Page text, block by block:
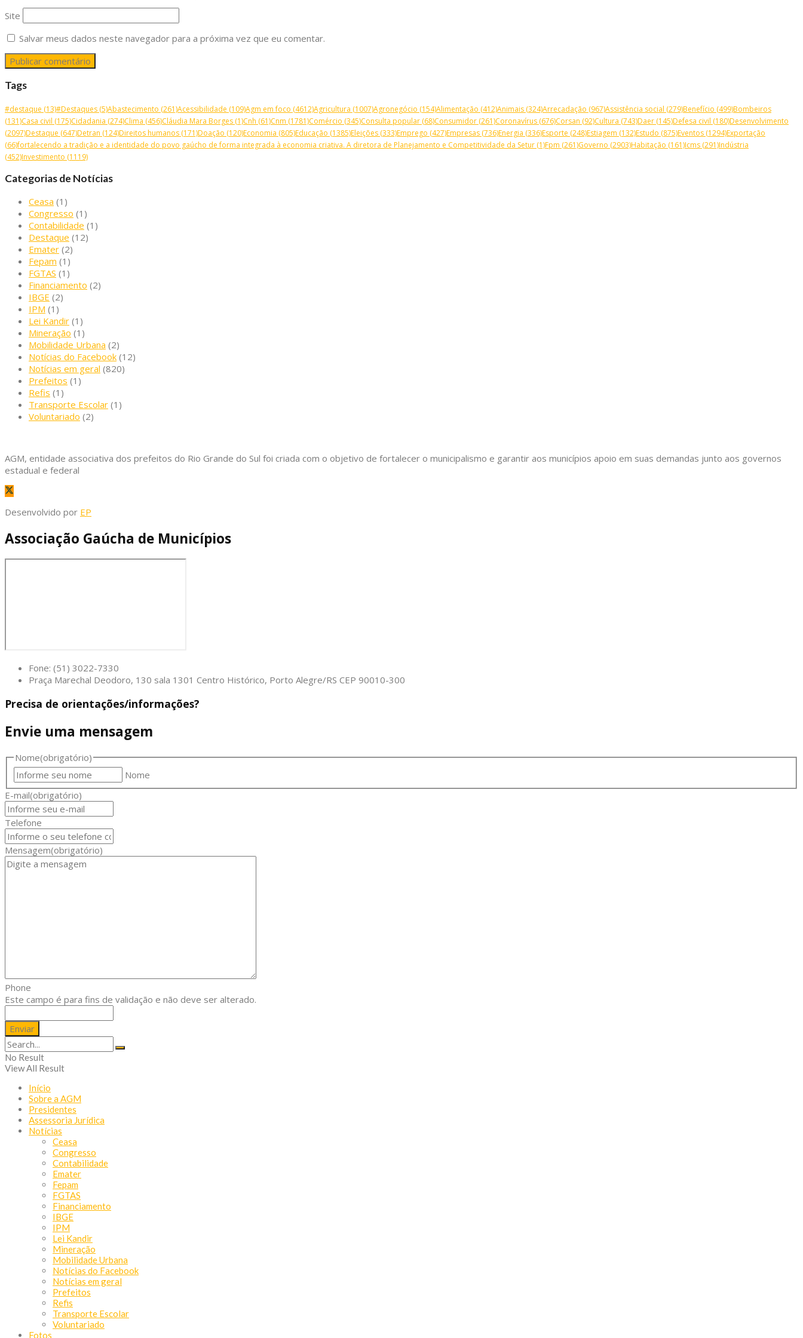
Site
Salvar meus dados neste navegador para a próxima vez que eu comentar.
Tags
#destaque (13)#Destaques (5)Abastecimento (261)Acessibilidade (109)Agm em foco (4612)Agricultura (1007)Agronegócio (154)Alimentação (412)Animais (324)Arrecadação (967)Assistência social (279)Benefício (499)Bombeiros
(131)Casa civil (175)Cidadania (274)Clima (456)Cláudia Mara Borges (1)Cnh (61)Cnm (1781)Comércio (345)Consulta popular (68)Consumidor (261)Coronavírus (676)Corsan (92)Cultura (743)Daer (145)Defesa civil (180)Desenvolvimento
(2097)Destaque (647)Detran (124)Direitos humanos (171)Doação (120)Economia (805)Educação (1385)Eleições (333)Emprego (427)Empresas (736)Energia (336)Esporte (248)Estiagem (132)Estudo (875)Eventos (1294)Exportação
(66)fortalecendo a tradição e a identidade do povo gaúcho de forma integrada à economia criativa. A diretora de Planejamento e Competitividade da Setur (1)Fpm (261)Governo (2903)Habitação (161)Icms (291)Indústria
(452)Investimento (1119)
Categorias de Notícias
Ceasa (1)
Congresso (1)
Contabilidade (1)
Destaque (12)
Emater (2)
Fepam (1)
FGTAS (1)
Financiamento (2)
IBGE (2)
IPM (1)
Lei Kandir (1)
Mineração (1)
Mobilidade Urbana (2)
Notícias do Facebook (12)
Notícias em geral (820)
Prefeitos (1)
Refis (1)
Transporte Escolar (1)
Voluntariado (2)
AGM, entidade associativa dos prefeitos do Rio Grande do Sul foi criada com o objetivo de fortalecer o municipalismo e garantir aos municípios apoio em suas demandas junto aos governos
estadual e federal
Desenvolvido por EP
Associação Gaúcha de Municípios
Fone: (51) 3022-7330
Praça Marechal Deodoro, 130 sala 1301 Centro Histórico, Porto Alegre/RS CEP 90010-300
Precisa de orientações/informações?
Envie uma mensagem
Nome(obrigatório)
Nome
E-mail(obrigatório)
Telefone
Mensagem(obrigatório)
Phone
Este campo é para fins de validação e não deve ser alterado.
No Result
View All Result
Início
Sobre a AGM
Presidentes
Assessoria Jurídica
Notícias
Ceasa
Congresso
Contabilidade
Emater
Fepam
FGTAS
Financiamento
IBGE
IPM
Lei Kandir
Mineração
Mobilidade Urbana
Notícias do Facebook
Notícias em geral
Prefeitos
Refis
Transporte Escolar
Voluntariado
Fotos